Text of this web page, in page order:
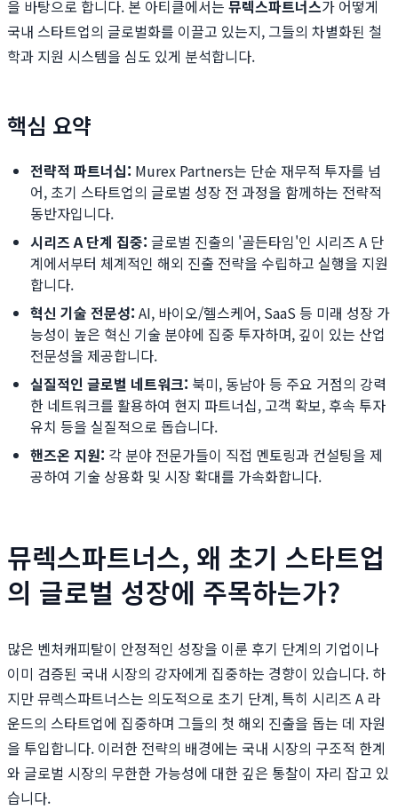
을 바탕으로 합니다. 본 아티클에서는 뮤렉스파트너스가 어떻게
국내 스타트업의 글로벌화를 이끌고 있는지, 그들의 차별화된 철
학과 지원 시스템을 심도 있게 분석합니다.
핵심 요약
전략적 파트너십: Murex Partners는 단순 재무적 투자를 넘
어, 초기 스타트업의 글로벌 성장 전 과정을 함께하는 전략적
동반자입니다.
시리즈 A 단계 집중: 글로벌 진출의 '골든타임'인 시리즈 A 단
계에서부터 체계적인 해외 진출 전략을 수립하고 실행을 지원
합니다.
혁신 기술 전문성: AI, 바이오/헬스케어, SaaS 등 미래 성장 가
능성이 높은 혁신 기술 분야에 집중 투자하며, 깊이 있는 산업
전문성을 제공합니다.
실질적인 글로벌 네트워크: 북미, 동남아 등 주요 거점의 강력
한 네트워크를 활용하여 현지 파트너십, 고객 확보, 후속 투자
유치 등을 실질적으로 돕습니다.
핸즈온 지원: 각 분야 전문가들이 직접 멘토링과 컨설팅을 제
공하여 기술 상용화 및 시장 확대를 가속화합니다.
뮤렉스파트너스, 왜 초기 스타트업
의 글로벌 성장에 주목하는가?
많은 벤처캐피탈이 안정적인 성장을 이룬 후기 단계의 기업이나
이미 검증된 국내 시장의 강자에게 집중하는 경향이 있습니다. 하
지만 뮤렉스파트너스는 의도적으로 초기 단계, 특히 시리즈 A 라
운드의 스타트업에 집중하며 그들의 첫 해외 진출을 돕는 데 자원
을 투입합니다. 이러한 전략의 배경에는 국내 시장의 구조적 한계
와 글로벌 시장의 무한한 가능성에 대한 깊은 통찰이 자리 잡고 있
습니다.